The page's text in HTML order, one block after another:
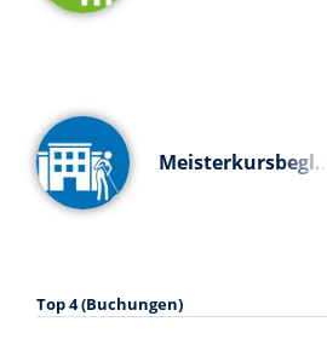
Meisterkursbegl…
Top 4 (Buchungen)